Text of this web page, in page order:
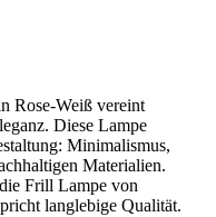
Rose-Weiß vereint
Diese Lampe
Minimalismus,
Materialien.
Frill Lampe von
langlebige Qualität.